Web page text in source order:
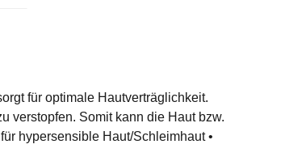
für optimale Hautverträglichkeit.
verstopfen. Somit kann die Haut bzw.
hypersensible Haut/Schleimhaut •